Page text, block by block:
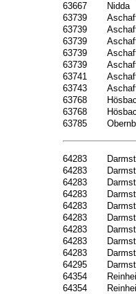
63667
Nidda
63739
63739
63739
63739
63739
63741
63743
63768
63768
63785
64283
64283
64283
64283
64283
64283
64283
64283
64283
64295
64354
64354